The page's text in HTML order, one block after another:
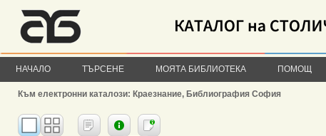
НАЧАЛО ТЪРСЕНЕ МОЯТА БИБЛИОТЕКА ПОМОЩ
Към електронни каталози: Краезнание, Библиография София